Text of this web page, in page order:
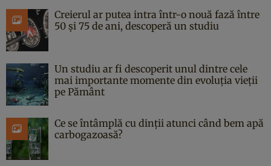
Creierul ar putea intra într-o nouă fază între
50 și 75 de ani, descoperă un studiu
Un studiu ar fi descoperit unul dintre cele
mai importante momente din evoluția vieții
pe Pământ
Ce se întâmplă cu dinții atunci când bem apă
carbogazoasă?